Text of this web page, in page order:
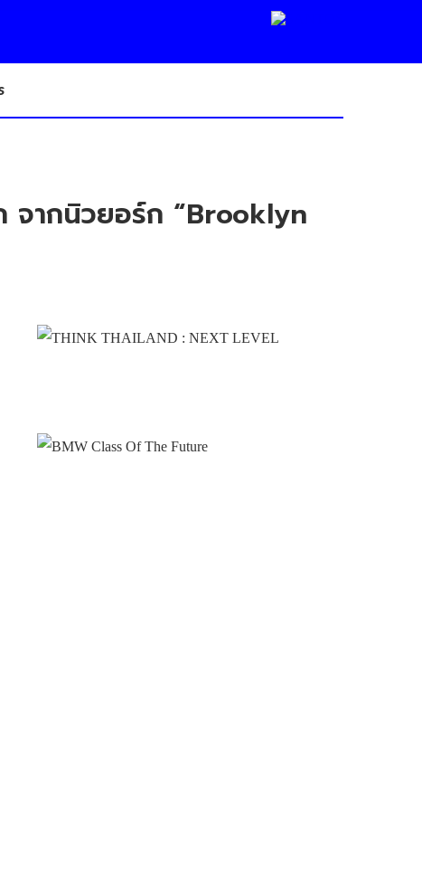
จากนิวยอร์ก “Brooklyn